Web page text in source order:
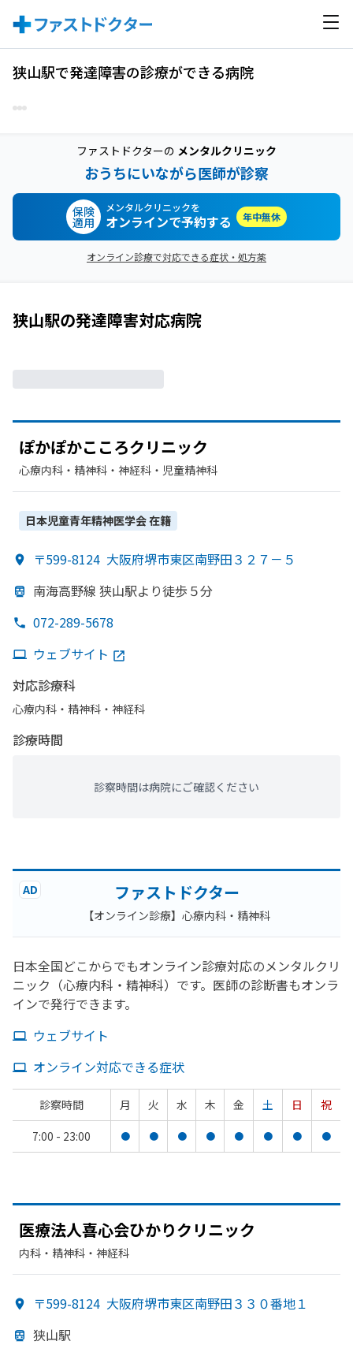
狭山駅で発達障害の診療ができる病院
ファストドクターの メンタルクリニック
おうちにいながら医師が診察
保険
適用
メンタルクリニックを
オンラインで予約する 年中無休
オンライン診療で対応できる症状・処方薬
狭山駅の発達障害対応病院
ぽかぽかこころクリニック
心療内科・​精神科・神経科・​児童精神科
日本児童青年精神医学会在籍
〒599-8124 大阪府堺市東区南野田３２７－５
南海高野線 狭山駅より徒歩５分
072-289-5678
ウェブサイト
対応診療科
心療内科・​精神科・神経科
診療時間
診察時間は病院にご確認ください
AD ファストドクター
【オンライン診療】心療内科・精神科
日本全国どこからでもオンライン診療対応のメンタルクリ
ニック（心療内科・精神科）です。医師の診断書もオンラ
インで発行できます。
ウェブサイト
オンライン対応できる症状
診察時間 月 火 水 木 金 土 日
祝
7:00 - 23:00
● ● ● ● ● ● ● ●
医療法人喜心会ひかりクリニック
内科・​精神科・神経科
〒599-8124 大阪府堺市東区南野田３３０番地１
狭山駅